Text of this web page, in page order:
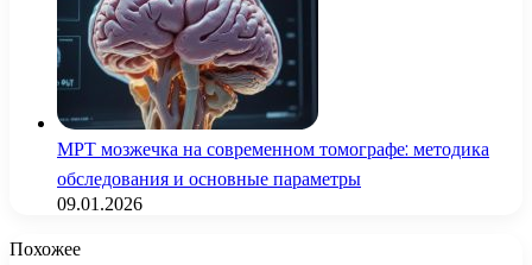
МРТ мозжечка на современном томографе: методика
обследования и основные параметры
09.01.2026
Похожее